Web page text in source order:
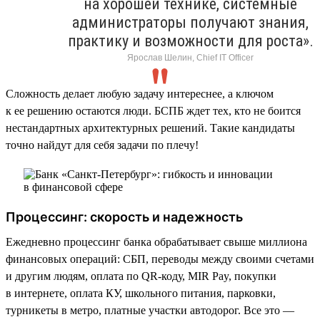
на хорошей технике, системные
администраторы получают знания,
практику и возможности для роста».
Ярослав Шелин, Chief IT Officer
Сложность делает любую задачу интереснее, а ключом
к ее решению остаются люди. БСПБ ждет тех, кто не боится
нестандартных архитектурных решений. Такие кандидаты
точно найдут для себя задачи по плечу!
Процессинг: скорость и надежность
Ежедневно процессинг банка обрабатывает свыше миллиона
финансовых операций: СБП, переводы между своими счетами
и другим людям, оплата по QR-коду, MIR Pay, покупки
в интернете, оплата КУ, школьного питания, парковки,
турникеты в метро, платные участки автодорог. Все это —